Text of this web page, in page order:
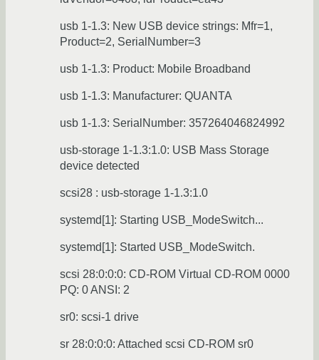
usb 1-1.3: New USB device strings: Mfr=1,
Product=2, SerialNumber=3
usb 1-1.3: Product: Mobile Broadband
usb 1-1.3: Manufacturer: QUANTA
usb 1-1.3: SerialNumber: 357264046824992
usb-storage 1-1.3:1.0: USB Mass Storage
device detected
scsi28 : usb-storage 1-1.3:1.0
systemd[1]: Starting USB_ModeSwitch...
systemd[1]: Started USB_ModeSwitch.
scsi 28:0:0:0: CD-ROM Virtual CD-ROM 0000
PQ: 0 ANSI: 2
sr0: scsi-1 drive
sr 28:0:0:0: Attached scsi CD-ROM sr0